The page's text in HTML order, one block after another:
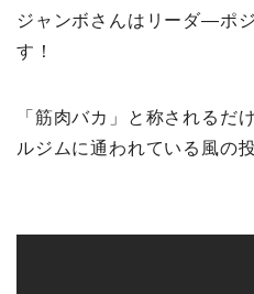
ジャンボさんはリーダ―ポ
す！
「筋肉バカ」と称されるだ
ルジムに通われている風の